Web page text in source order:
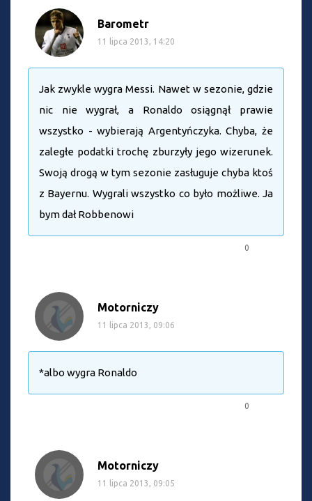
Barometr
11 lipca 2013, 14:20
Jak zwykle wygra Messi. Nawet w sezonie, gdzie
nic nie wygrał, a Ronaldo osiągnął prawie
wszystko - wybierają Argentyńczyka. Chyba, że
zaległe podatki trochę zburzyły jego wizerunek.
Swoją drogą w tym sezonie zasługuje chyba ktoś
z Bayernu. Wygrali wszystko co było możliwe. Ja
bym dał Robbenowi
0
Motorniczy
11 lipca 2013, 09:06
*albo wygra Ronaldo
0
Motorniczy
11 lipca 2013, 09:05